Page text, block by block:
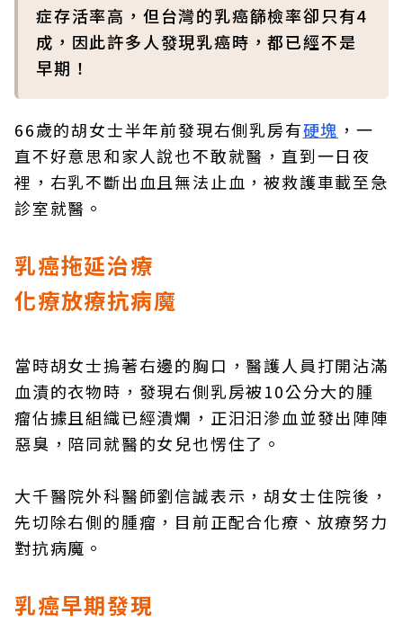
症存活率高，但台灣的乳癌篩檢率卻只有4
成，因此許多人發現乳癌時，都已經不是
早期！
66歲的胡女士半年前發現右側乳房有硬塊 ，一
直不好意思和家人說也不敢就醫，直到一日夜
裡，右乳不斷出血且無法止血，被救護車載至急
診室就醫。
乳癌拖延治療
化療放療抗病魔
當時胡女士摀著右邊的胸口，醫護人員打開沾滿
血漬的衣物時，發現右側乳房被10公分大的腫
瘤佔據且組織已經潰爛，正汨汨滲血並發出陣陣
惡臭，陪同就醫的女兒也愣住了。
大千醫院外科醫師劉信誠表示，胡女士住院後，
先切除右側的腫瘤，目前正配合化療、放療努力
對抗病魔。
乳癌早期發現